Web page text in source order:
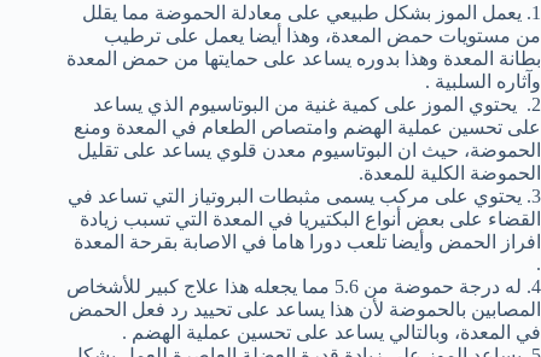
1. يعمل الموز بشكل طبيعي على معادلة الحموضة مما يقلل
من مستويات حمض المعدة، وهذا أيضا يعمل على ترطيب
بطانة المعدة وهذا بدوره يساعد على حمايتها من حمض المعدة
وآثاره السلبية .
2. يحتوي الموز على كمية غنية من البوتاسيوم الذي يساعد
على تحسين عملية الهضم وامتصاص الطعام في المعدة ومنع
الحموضة، حيث ان البوتاسيوم معدن قلوي يساعد على تقليل
الحموضة الكلية للمعدة.
3. يحتوي على مركب يسمى مثبطات البروتياز التي تساعد في
القضاء على بعض أنواع البكتيريا في المعدة التي تسبب زيادة
افراز الحمض وأيضا تلعب دورا هاما في الاصابة بقرحة المعدة
.
4. له درجة حموضة من 5.6 مما يجعله هذا علاج كبير للأشخاص
المصابين بالحموضة لأن هذا يساعد على تحييد رد فعل الحمض
في المعدة، وبالتالي يساعد على تحسين عملية الهضم .